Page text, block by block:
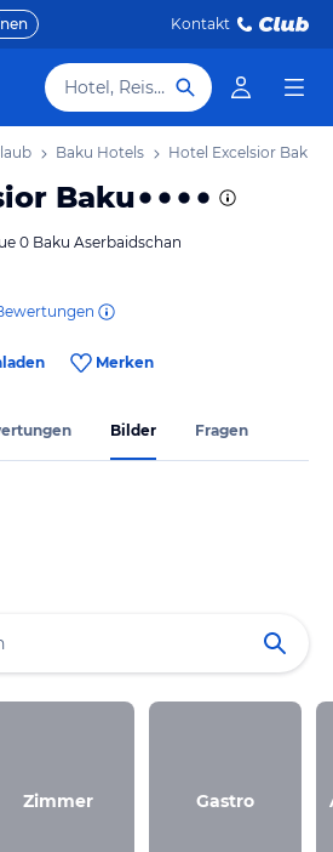
Kontakt
Hotel, Reiseziel
Baku Hotels Hotel Excelsior Baku
Baku
0 Baku Aserbaidschan
Merken
Bilder Fragen
Zimmer Gastro